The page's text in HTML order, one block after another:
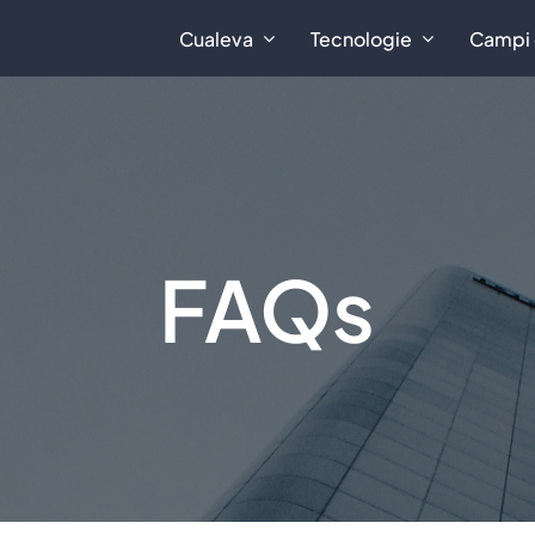
Cualeva Tecnologie
Cualeva Tecnologie
FAQs